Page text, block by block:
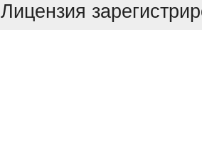
Лицензия